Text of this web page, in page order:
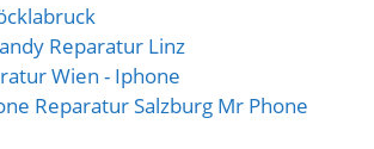
Reparatur Linz
Wien - Iphone
Reparatur Salzburg Mr Phone